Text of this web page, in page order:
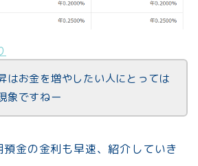
はお金を増やしたい人にとっては
象ですねー
金の金利も早速、紹介していき